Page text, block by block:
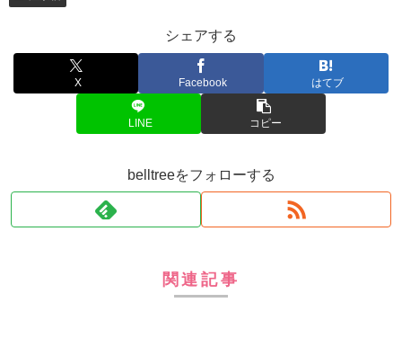
シェアする
X Facebook はてブ
LINE コピー
belltreeをフォローする
関連記事